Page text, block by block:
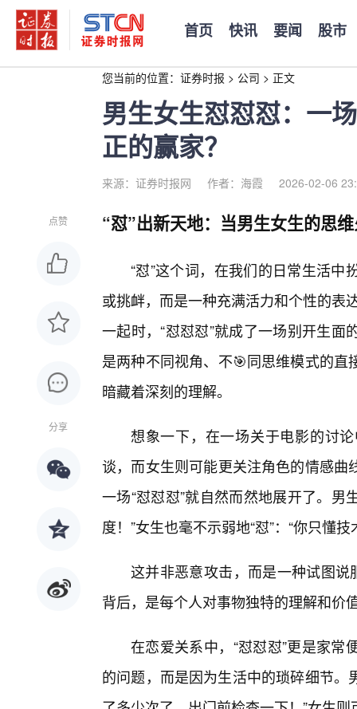
首页 快讯 要闻 股市
您当前的位置： 证券时报 > 公司 > 正文
男生女生怼怼怼：一
正的赢家？
来源：证券时报网 作者：海霞 2026-02-06
点赞
分享
“怼”出新天地：当男生女生的思
“怼”这个词，在我们的日常生活
或挑衅，而是一种充满活力和个性的表
一起时，“怼怼怼”就成了一场别开生
是两种不同视角、不🎯同思维模式的
暗藏着深刻的理解。
想象一下，在一场关于电影的讨
谈，而女生则可能更关注角色的情感
一场“怼怼怼”就自然而然地展开了。男
度！”女生也毫不示弱地“怼”：“你只
这并非恶意攻击，而是一种试图说
背后，是每个人对事物独特的理解和价
在恋爱关系中，“怼怼怼”更是家
的问题，而是因为生活中的琐碎细节。